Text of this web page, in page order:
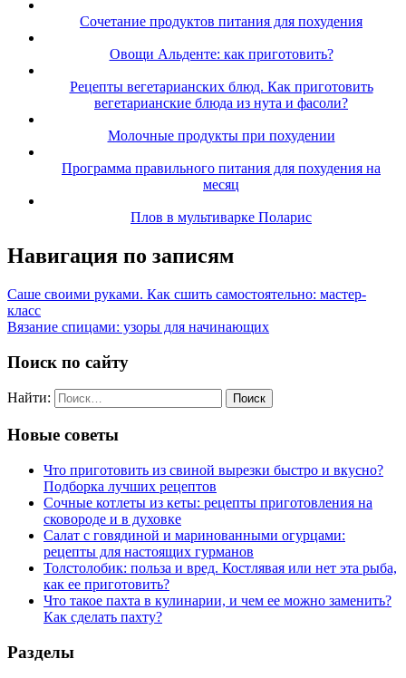
Сочетание продуктов питания для похудения
Овощи Альденте: как приготовить?
Рецепты вегетарианских блюд. Как приготовить
вегетарианские блюда из нута и фасоли?
Молочные продукты при похудении
Программа правильного питания для похудения на
месяц
Плов в мультиварке Поларис
Навигация по записям
Саше своими руками. Как сшить самостоятельно: мастер-
класс
Вязание спицами: узоры для начинающих
Поиск по сайту
Найти:
Новые советы
Что приготовить из свиной вырезки быстро и вкусно?
Подборка лучших рецептов
Сочные котлеты из кеты: рецепты приготовления на
сковороде и в духовке
Салат с говядиной и маринованными огурцами:
рецепты для настоящих гурманов
Толстолобик: польза и вред. Костлявая или нет эта рыба,
как ее приготовить?
Что такое пахта в кулинарии, и чем ее можно заменить?
Как сделать пахту?
Разделы